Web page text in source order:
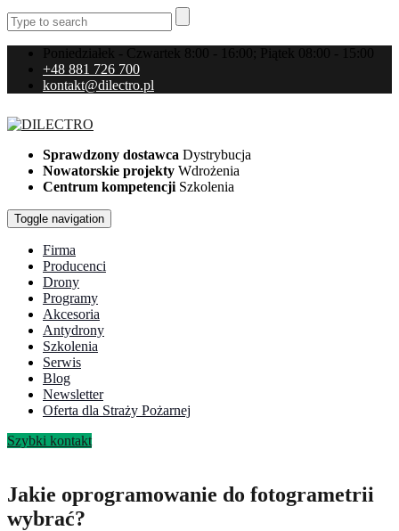
Poniedziałek - Czwartek 8:00 - 16:00; Piątek 08:00 - 15:00
+48 881 726 700
kontakt@dilectro.pl
Sprawdzony dostawca Dystrybucja
Nowatorskie projekty Wdrożenia
Centrum kompetencji Szkolenia
Toggle navigation
Firma
Producenci
Drony
Programy
Akcesoria
Antydrony
Szkolenia
Serwis
Blog
Newsletter
Oferta dla Straży Pożarnej
Szybki kontakt
Jakie oprogramowanie do fotogrametrii
wybrać?